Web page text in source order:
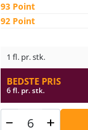
93 Point
92 Point
1 fl. pr. stk.
BEDSTE PRIS
6 fl. pr. stk.